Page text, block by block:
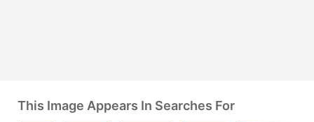
This Image Appears In Searches For